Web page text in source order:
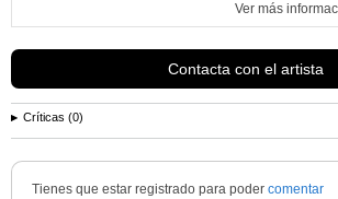
Ver más
Contacta con el artista
Críticas (0)
Tienes que estar registrado para poder comentar